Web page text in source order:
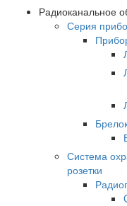
Радиоканальное
Серия
Система
розетки